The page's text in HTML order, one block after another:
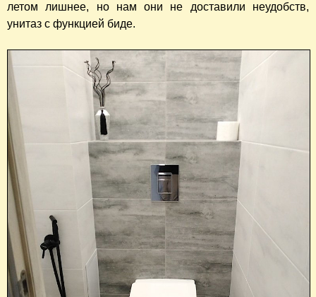
летом лишнее, но нам они не доставили неудобств,
унитаз с функцией биде.